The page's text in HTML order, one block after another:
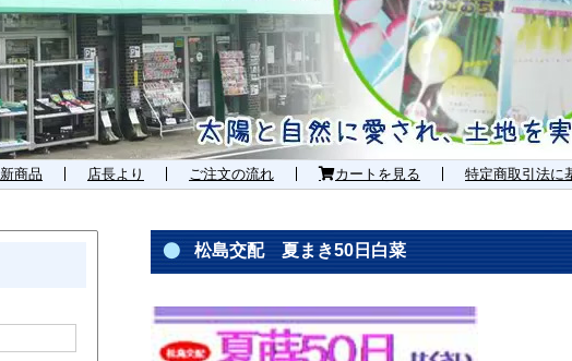
新商品 店長より ご注文の流れ カートを見る 特定商取引法に
松島交配 夏まき50日白菜